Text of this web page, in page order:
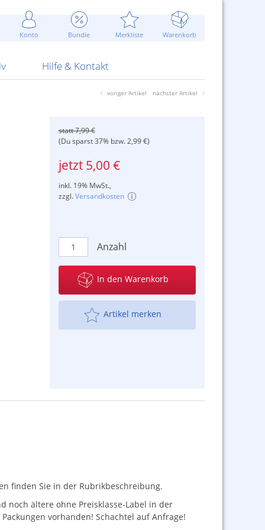
Konto Bundle Merkliste Warenkorb
Attrappen Blitzschnell...
Sommerpreise u.v.m.
ARS Pirotecnia
Hilfe & Kontakt
Kontaktformular
AGB
voriger Artikel nächster Artikel
statt 7,99 €
(Du sparst 37% bzw. 2,99 €)
jetzt 5,00 €
inkl. 19% MwSt.,
zzgl.Versandkosten
Anzahl
In den Warenkorb
Artikel merken
finden Sie in der Rubrikbeschreibung.
noch ältere ohne Preisklasse-Label in der
vorhanden! Schachtel auf Anfrage!